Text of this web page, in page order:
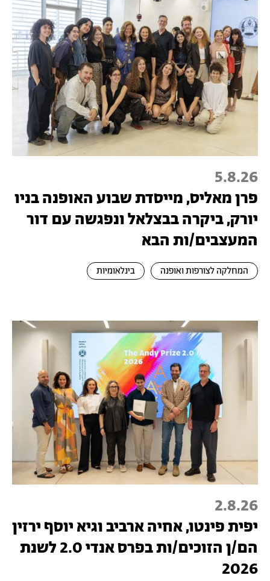
5.8.26
פרן מאליס, מייסדת שבוע האופנה בניו
יורק, ביקרה בבצלאל ונפגשה עם דור
המעצבים/ות הבא
המחלקה לצורפות ואופנה בינלאומיות
2.8.26
יפית פינטו, אחיה ארביב וגיא יוסף ירזין
הם/ן הזוכים/ות בפרס אנדי 2.0 לשנת
2026